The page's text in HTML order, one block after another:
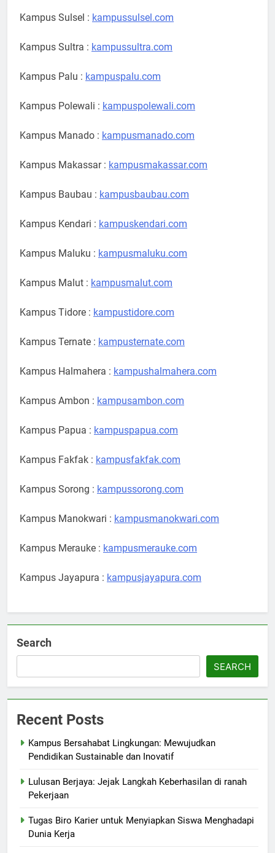
Kampus Sulsel : kampussulsel.com
Kampus Sultra : kampussultra.com
Kampus Palu : kampuspalu.com
Kampus Polewali : kampuspolewali.com
Kampus Manado : kampusmanado.com
Kampus Makassar : kampusmakassar.com
Kampus Baubau : kampusbaubau.com
Kampus Kendari : kampuskendari.com
Kampus Maluku : kampusmaluku.com
Kampus Malut : kampusmalut.com
Kampus Tidore : kampustidore.com
Kampus Ternate : kampusternate.com
Kampus Halmahera : kampushalmahera.com
Kampus Ambon : kampusambon.com
Kampus Papua : kampuspapua.com
Kampus Fakfak : kampusfakfak.com
Kampus Sorong : kampussorong.com
Kampus Manokwari : kampusmanokwari.com
Kampus Merauke : kampusmerauke.com
Kampus Jayapura : kampusjayapura.com
Search
SEARCH
Recent Posts
Kampus Bersahabat Lingkungan: Mewujudkan
Pendidikan Sustainable dan Inovatif
Lulusan Berjaya: Jejak Langkah Keberhasilan di ranah
Pekerjaan
Tugas Biro Karier untuk Menyiapkan Siswa Menghadapi
Dunia Kerja